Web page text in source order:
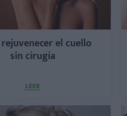
el cuello
sin cirugía
LEER